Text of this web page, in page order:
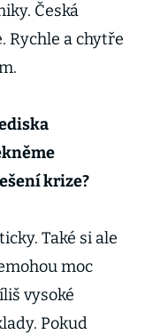
Česká
Rychle a chytře
krize?
Také si ale
moc
vysoké
Pokud